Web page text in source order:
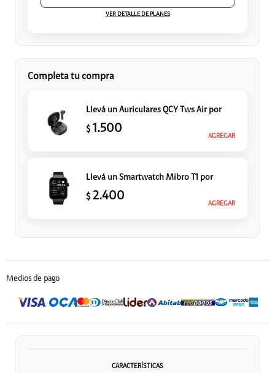
VER DETALLE DE PLANES
Completa tu compra
AGREGAR
Llevá un Auriculares QCY Tws Air por
$ 1.500
AGREGAR
Llevá un Smartwatch Mibro T1 por
$ 2.400
Medios de pago
CARACTERÍSTICAS